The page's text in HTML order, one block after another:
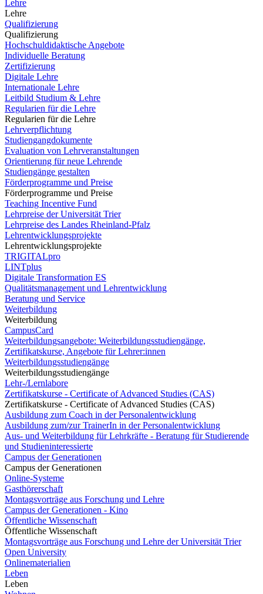
Lehre
Lehre
Qualifizierung
Qualifizierung
Hochschuldidaktische Angebote
Individuelle Beratung
Zertifizierung
Digitale Lehre
Internationale Lehre
Leitbild Studium & Lehre
Regularien für die Lehre
Regularien für die Lehre
Lehrverpflichtung
Studiengangdokumente
Evaluation von Lehrveranstaltungen
Orientierung für neue Lehrende
Studiengänge gestalten
Förderprogramme und Preise
Förderprogramme und Preise
Teaching Incentive Fund
Lehrpreise der Universität Trier
Lehrpreise des Landes Rheinland-Pfalz
Lehrentwicklungsprojekte
Lehrentwicklungsprojekte
TRIGITALpro
LINTplus
Digitale Transformation ES
Qualitätsmanagement und Lehrentwicklung
Beratung und Service
Weiterbildung
Weiterbildung
CampusCard
Weiterbildungsangebote: Weiterbildungsstudiengänge,
Zertifikatskurse, Angebote für Lehrer:innen
Weiterbildungsstudiengänge
Weiterbildungsstudiengänge
Lehr-/Lernlabore
Zertifikatskurse - Certificate of Advanced Studies (CAS)
Zertifikatskurse - Certificate of Advanced Studies (CAS)
Ausbildung zum Coach in der Personalentwicklung
Ausbildung zum/zur TrainerIn in der Personalentwicklung
Aus- und Weiterbildung für Lehrkräfte - Beratung für Studierende
und Studieninteressierte
Campus der Generationen
Campus der Generationen
Online-Systeme
Gasthörerschaft
Montagsvorträge aus Forschung und Lehre
Campus der Generationen - Kino
Öffentliche Wissenschaft
Öffentliche Wissenschaft
Montagsvorträge aus Forschung und Lehre der Universität Trier
Open University
Onlinematerialien
Leben
Leben